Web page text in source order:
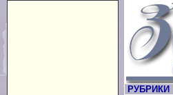
РУБРИКИ